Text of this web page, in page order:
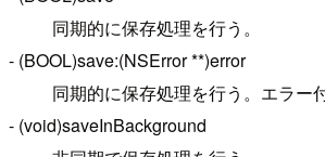
同期的に保存処理を行う。
- (BOOL)save:(NSError **)error
同期的に保存処理を行う。エラー付
- (void)saveInBackground